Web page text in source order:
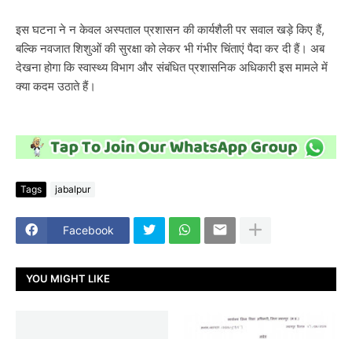
इस घटना ने न केवल अस्पताल प्रशासन की कार्यशैली पर सवाल खड़े किए हैं,
बल्कि नवजात शिशुओं की सुरक्षा को लेकर भी गंभीर चिंताएं पैदा कर दी हैं। अब
देखना होगा कि स्वास्थ्य विभाग और संबंधित प्रशासनिक अधिकारी इस मामले में
क्या कदम उठाते हैं।
Tags jabalpur
Facebook
YOU MIGHT LIKE